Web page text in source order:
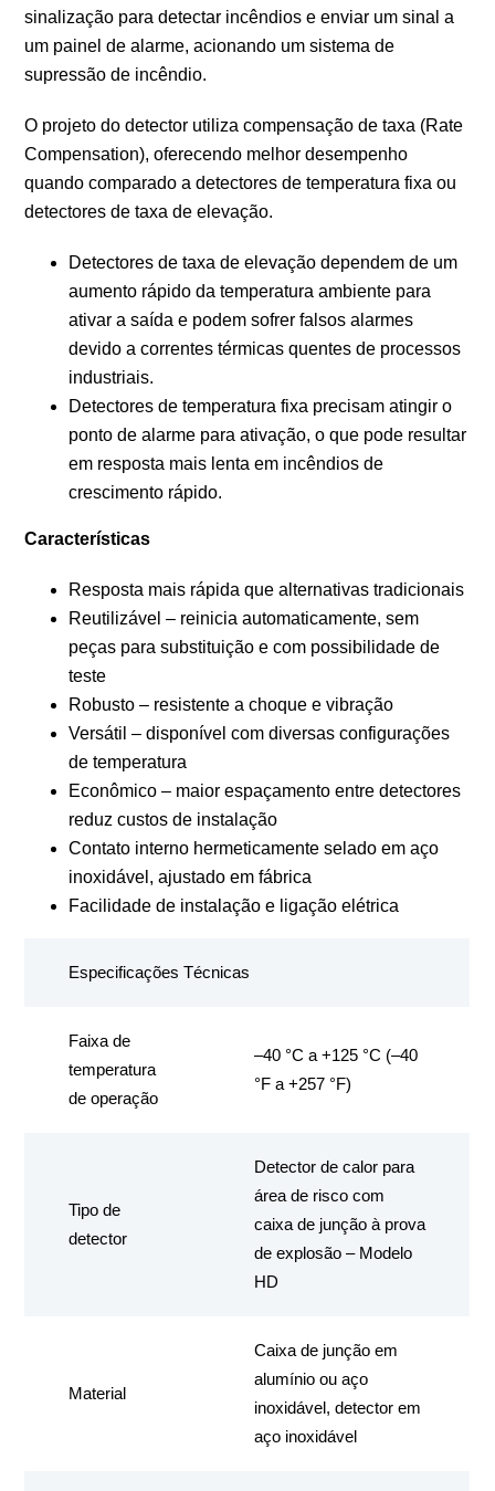
sinalização para detectar incêndios e enviar um sinal a
um painel de alarme, acionando um sistema de
supressão de incêndio.
O projeto do detector utiliza compensação de taxa (Rate
Compensation), oferecendo melhor desempenho
quando comparado a detectores de temperatura fixa ou
detectores de taxa de elevação.
Detectores de taxa de elevação dependem de um
aumento rápido da temperatura ambiente para
ativar a saída e podem sofrer falsos alarmes
devido a correntes térmicas quentes de processos
industriais.
Detectores de temperatura fixa precisam atingir o
ponto de alarme para ativação, o que pode resultar
em resposta mais lenta em incêndios de
crescimento rápido.
Características
Resposta mais rápida que alternativas tradicionais
Reutilizável – reinicia automaticamente, sem
peças para substituição e com possibilidade de
teste
Robusto – resistente a choque e vibração
Versátil – disponível com diversas configurações
de temperatura
Econômico – maior espaçamento entre detectores
reduz custos de instalação
Contato interno hermeticamente selado em aço
inoxidável, ajustado em fábrica
Facilidade de instalação e ligação elétrica
Especificações Técnicas
Faixa de
temperatura
de operação
–40 °C a +125 °C (–40
°F a +257 °F)
Tipo de
detector
Detector de calor para
área de risco com
caixa de junção à prova
de explosão – Modelo
HD
Material
Caixa de junção em
alumínio ou aço
inoxidável, detector em
aço inoxidável